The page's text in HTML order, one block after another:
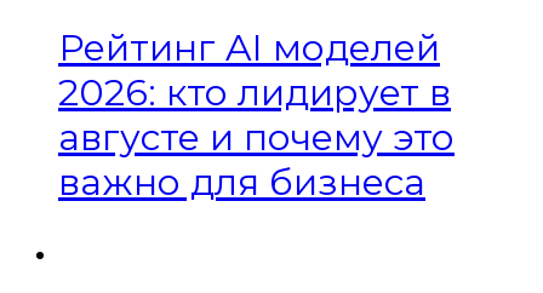
Рейтинг AI моделей
2026: кто лидирует в
августе и почему это
важно для бизнеса